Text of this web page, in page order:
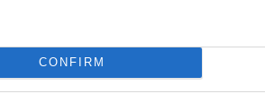
CONFIRM